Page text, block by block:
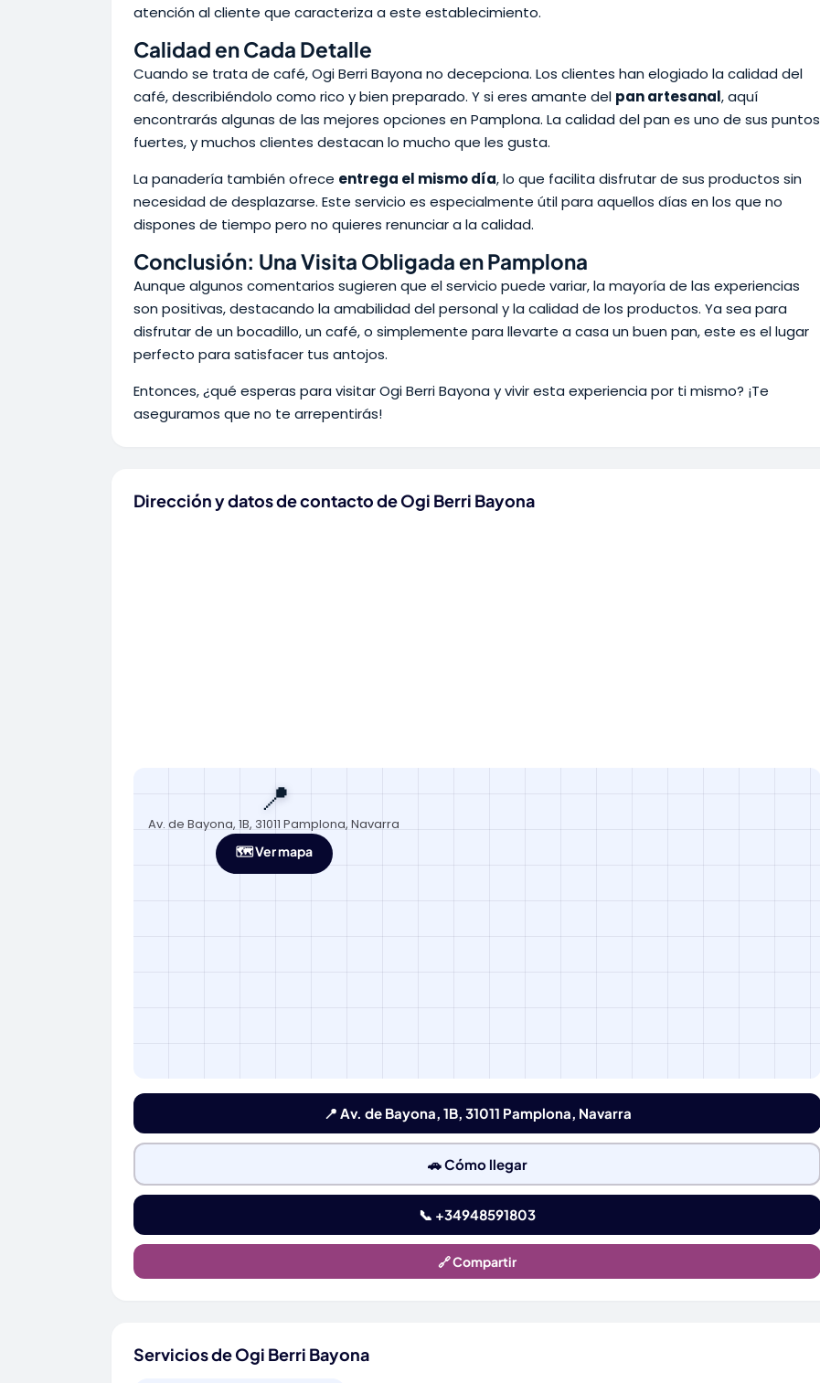
atención al cliente que caracteriza a este establecimiento.
Calidad en Cada Detalle
Cuando se trata de café, Ogi Berri Bayona no decepciona. Los clientes han elogiado la calidad del
café, describiéndolo como rico y bien preparado. Y si eres amante del pan artesanal, aquí
encontrarás algunas de las mejores opciones en Pamplona. La calidad del pan es uno de sus puntos
fuertes, y muchos clientes destacan lo mucho que les gusta.
La panadería también ofrece entrega el mismo día, lo que facilita disfrutar de sus productos sin
necesidad de desplazarse. Este servicio es especialmente útil para aquellos días en los que no
dispones de tiempo pero no quieres renunciar a la calidad.
Conclusión: Una Visita Obligada en Pamplona
Aunque algunos comentarios sugieren que el servicio puede variar, la mayoría de las experiencias
son positivas, destacando la amabilidad del personal y la calidad de los productos. Ya sea para
disfrutar de un bocadillo, un café, o simplemente para llevarte a casa un buen pan, este es el lugar
perfecto para satisfacer tus antojos.
Entonces, ¿qué esperas para visitar Ogi Berri Bayona y vivir esta experiencia por ti mismo? ¡Te
aseguramos que no te arrepentirás!
Dirección y datos de contacto de Ogi Berri Bayona
📍
Av. de Bayona, 1B, 31011 Pamplona, Navarra
🗺️ Ver mapa
📍 Av. de Bayona, 1B, 31011 Pamplona, Navarra
🚗 Cómo llegar
📞 +34948591803
🔗 Compartir
Servicios de Ogi Berri Bayona